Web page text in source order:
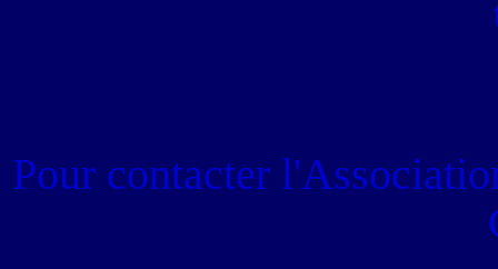
Pour contacter